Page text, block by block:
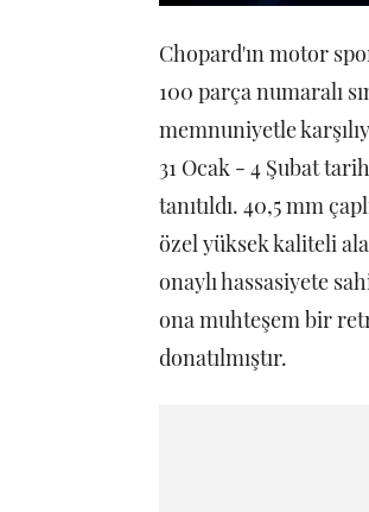
Chopard'ın motor
100 parça numaralı
memnuniyetle
31 Ocak - 4 Şubat
tanıtıldı. 40,5 mm
özel yüksek kaliteli
onaylı hassasiyete
ona muhteşem bir
donatılmıştır.